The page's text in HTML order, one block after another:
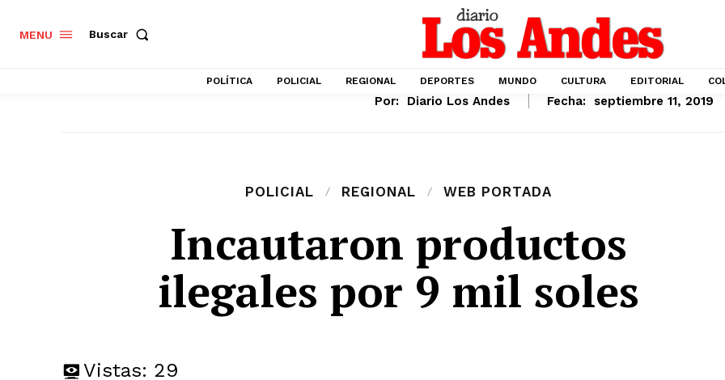
MENU Buscar
POLÍTICA POLICIAL REGIONAL DEPORTES MUNDO CULTURA EDITORIAL
Por: Diario Los Andes Fecha: septiembre 11, 2019
POLICIAL REGIONAL WEB PORTADA
Incautaron productos
ilegales por 9 mil soles
Vistas: 29